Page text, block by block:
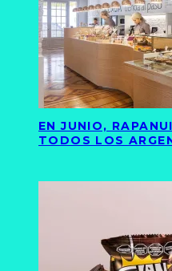
EN JUNIO,
TODOS LOS